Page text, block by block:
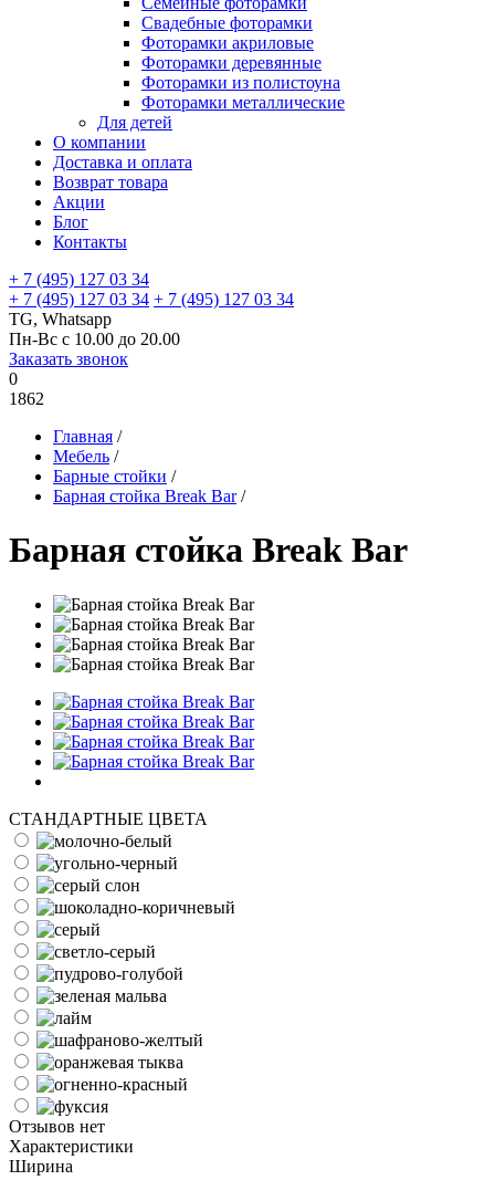
Свадебные фоторамки
Фоторамки акриловые
Фоторамки деревянные
Фоторамки из полистоуна
Фоторамки металлические
Для детей
О компании
Доставка и оплата
Возврат товара
Акции
Блог
Контакты
+ 7 (495) 127 03 34
+ 7 (495) 127 03 34 + 7 (495) 127 03 34
TG, Whatsapp
Пн-Вс с 10.00 до 20.00
Заказать звонок
0
1862
Главная /
Мебель /
Барные стойки /
Барная стойка Break Bar /
Барная стойка Break Bar
СТАНДАРТНЫЕ ЦВЕТА
Отзывов нет
Характеристики
Ширина